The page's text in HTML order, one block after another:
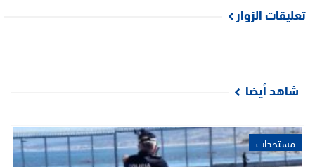
تعليقات الزوار
شاهد أيضا
مستجدات